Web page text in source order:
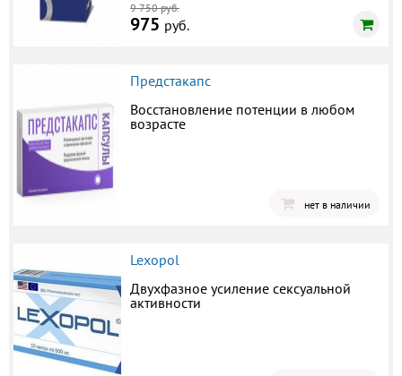
9 750 руб.
975 руб.
Предстакапс
Восстановление потенции в любом
возрасте
нет в наличии
Lexopol
Двухфазное усиление сексуальной
активности